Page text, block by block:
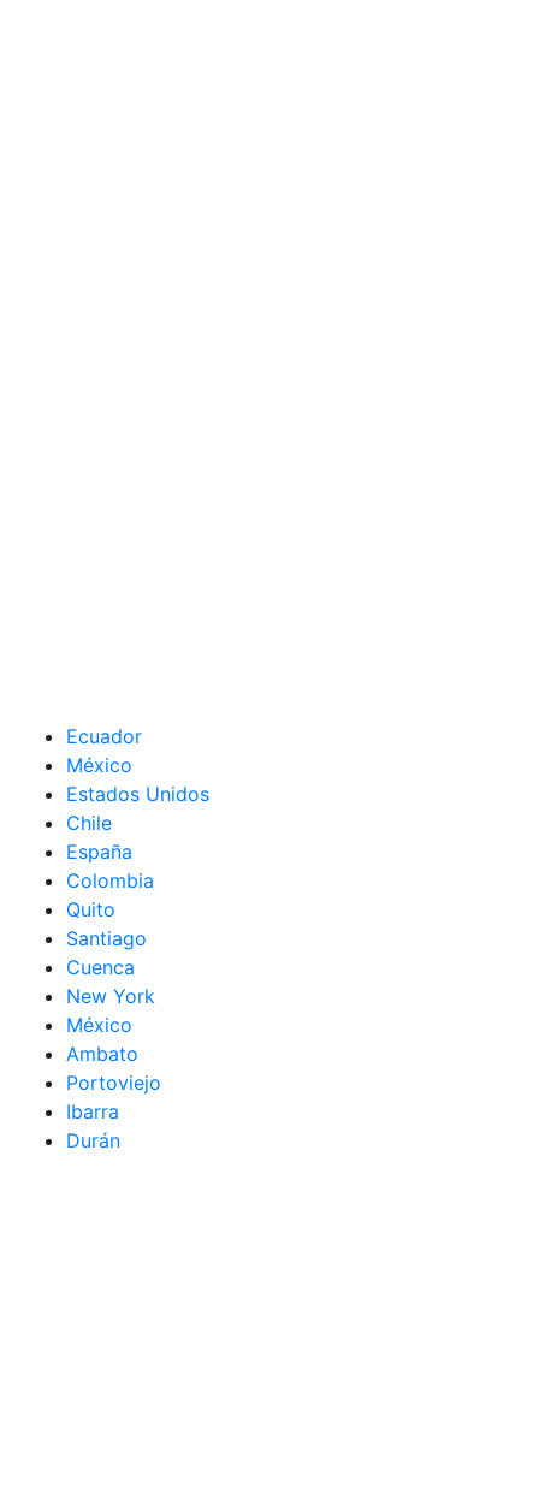
Ecuador
México
Estados Unidos
Chile
España
Colombia
Quito
Santiago
Cuenca
New York
México
Ambato
Portoviejo
Ibarra
Durán